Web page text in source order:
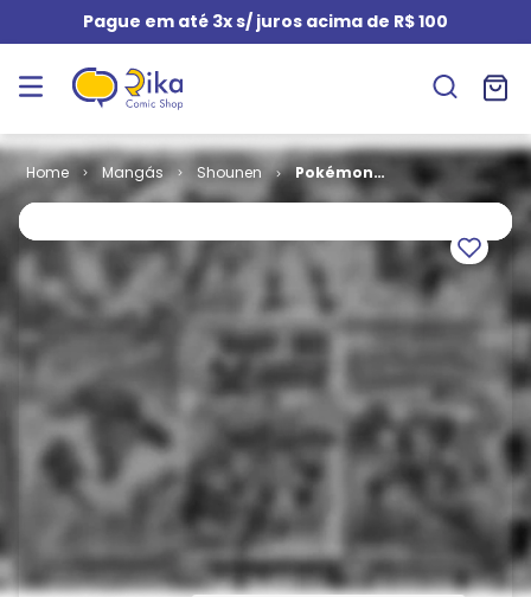
Pague em até 3x s/ juros acima de R$ 100
Mangás Shounen
Pokémon
Club Evolution